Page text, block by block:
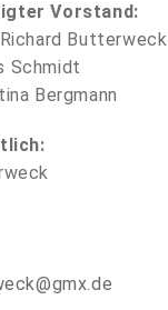
Vorstand:
Butterweck
Schmidt
Bergmann